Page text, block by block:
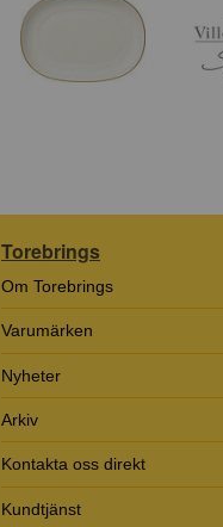
Torebrings
Om Torebrings
Varumärken
Nyheter
Arkiv
Kontakta oss direkt
Kundtjänst